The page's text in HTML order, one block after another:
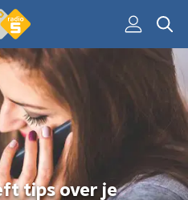
tips over je